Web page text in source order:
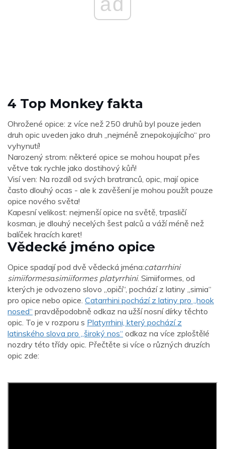
4 Top Monkey fakta
Ohrožené opice: z více než 250 druhů byl pouze jeden
druh opic uveden jako druh „nejméně znepokojujícího“ pro
vyhynutí!
Narozený strom: některé opice se mohou houpat přes
větve tak rychle jako dostihový kůň!
Visí ven: Na rozdíl od svých bratranců, opic, mají opice
často dlouhý ocas - ale k zavěšení je mohou použít pouze
opice nového světa!
Kapesní velikost: nejmenší opice na světě, trpasličí
kosman, je dlouhý necelých šest palců a váží méně než
balíček hracích karet!
Vědecké jméno opice
Opice spadají pod dvě vědecká jména:catarrhini
simiiformesasimiiformes platyrrhini. Simiiformes, od
kterých je odvozeno slovo „opičí“, pochází z latiny „simia“
pro opice nebo opice. Catarrhini pochází z latiny pro „hook
nosed“ pravděpodobně odkaz na užší nosní dírky těchto
opic. To je v rozporu s Platyrrhini, který pochází z
latinského slova pro „široký nos“ odkaz na více zploštělé
nozdry této třídy opic. Přečtěte si více o různých druzích
opic zde: